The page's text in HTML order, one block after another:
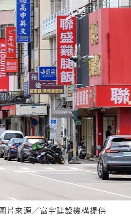
片來源／富宇建設機構提供